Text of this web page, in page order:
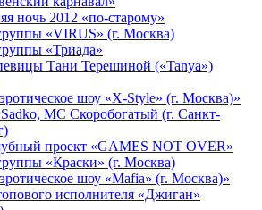
ночь 2012 «по-старому»
«VIRUS» (г. Москва)
«Триада»
Тани Терешиной («Tanya»)
шоу «X-Style» (г. Москва)»
MC Скоробогатый (г. Санкт-
проект «GAMES NOT OVER»
«Краски» (г. Москва)
шоу «Mafia» (г. Москва)»
исполнителя «Джиган»